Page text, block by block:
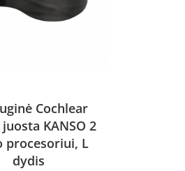
Cochlear
KANSO 2
procesoriui, L
dydis